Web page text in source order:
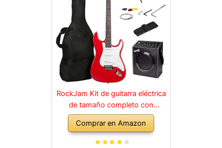
RockJam Kit de guitarra eléctrica
de tamaño completo con
amplificador de 10 vatios, clases,
correa, bolsa de transporte,
púas, golpe, plomo y cuerdas de
Comprar en Amazon